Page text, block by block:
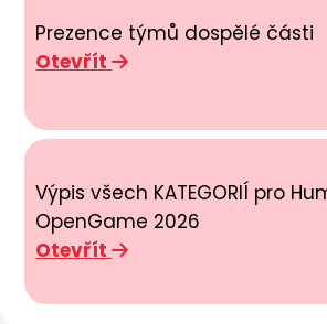
Prezence týmů dospělé části
Otevřít
Výpis všech KATEGORIÍ pro
OpenGame 2026
Otevřít